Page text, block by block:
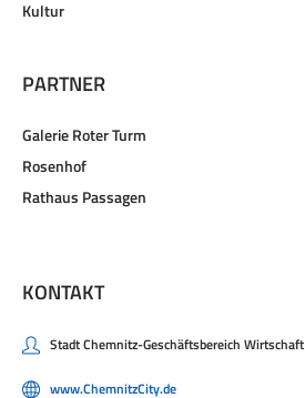
Kultur
PARTNER
Galerie Roter Turm
Rosenhof
Rathaus Passagen
KONTAKT
Stadt Chemnitz-Geschäftsbereich Wirtschaft
www.ChemnitzCity.de